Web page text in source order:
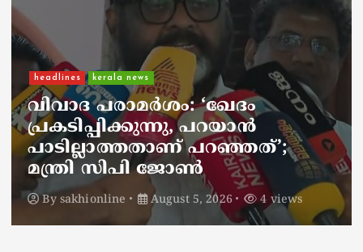
headlines kerala news
വിവാദ പരാമർശം: ‘ഖേദം
പ്രകടിപ്പിക്കുന്നു, പറയാൻ
പാടില്ലാത്തതാണ് പറഞ്ഞത്’;
മന്ത്രി സിപി ജോൺ
By sakhionline August 5, 2026 4 views